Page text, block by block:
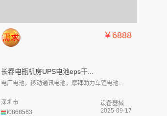
￥6888
长春电瓶机房UPS电池eps干...
电厂电池，移动通讯电池，摩拜助力车锂电池...
f0868563
深圳市
设备器械
2025-09-17